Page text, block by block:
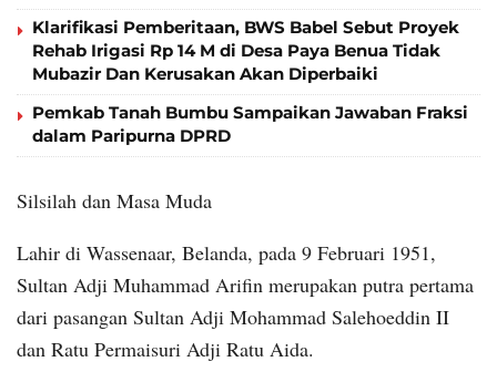
Klarifikasi Pemberitaan, BWS Babel Sebut Proyek
Rehab Irigasi Rp 14 M di Desa Paya Benua Tidak
Mubazir Dan Kerusakan Akan Diperbaiki
Pemkab Tanah Bumbu Sampaikan Jawaban Fraksi
dalam Paripurna DPRD
Silsilah dan Masa Muda
Lahir di Wassenaar, Belanda, pada 9 Februari 1951,
Sultan Adji Muhammad Arifin merupakan putra pertama
dari pasangan Sultan Adji Mohammad Salehoeddin II
dan Ratu Permaisuri Adji Ratu Aida.